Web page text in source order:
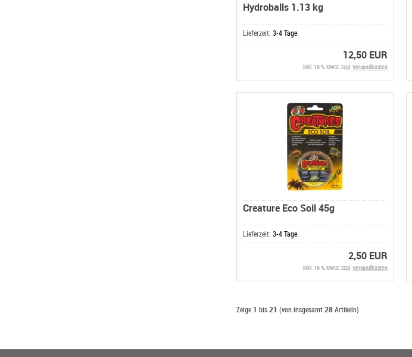
Hydroballs 1.13 kg
Lieferzeit: 3-4 Tage
12,50 EUR
inkl. 19 % MwSt. zzgl.Versandkosten
Creature Eco Soil 45g
Lieferzeit: 3-4 Tage
2,50 EUR
inkl. 19 % MwSt. zzgl.Versandkosten
Zeige 1 bis21 (von insgesamt28Artikeln)